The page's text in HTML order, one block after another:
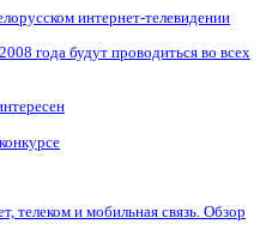
интернет-телевидении
года будут проводиться во всех
телеком и мобильная связь. Обзор